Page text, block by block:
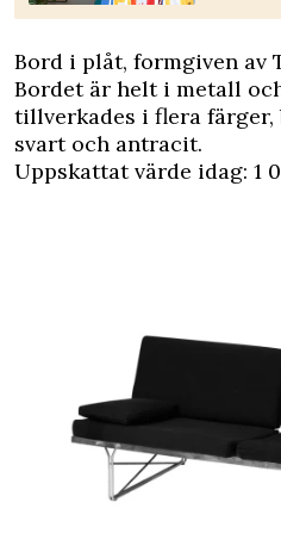
Bord i plåt, formgiven av
Bordet är helt i metall
tillverkades i flera
svart och antracit.
Uppskattat värde idag: 1